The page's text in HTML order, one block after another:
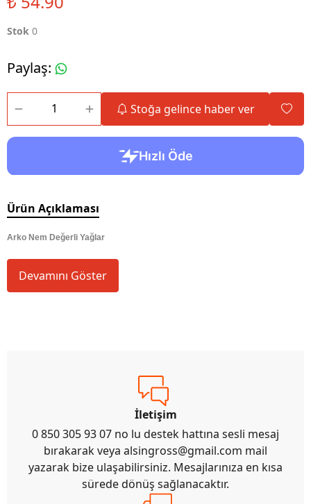
Stok 0
Paylaş:
Stoğa gelince haber ver
Ürün Açıklaması
Arko Nem Değerli Yağlar
Devamını Göster
İletişim
0 850 305 93 07 no lu destek hattına sesli mesaj
bırakarak veya alsingross@gmail.com mail
yazarak bize ulaşabilirsiniz. Mesajlarınıza en kısa
sürede dönüş sağlanacaktır.